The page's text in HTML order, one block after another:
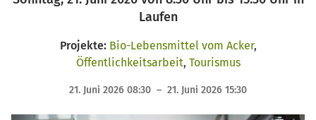
Laufen
Projekte: Bio-Lebensmittel vom Acker,
Öffentlichkeitsarbeit, Tourismus
21. Juni 2026 08:30 – 21. Juni 2026 15:30